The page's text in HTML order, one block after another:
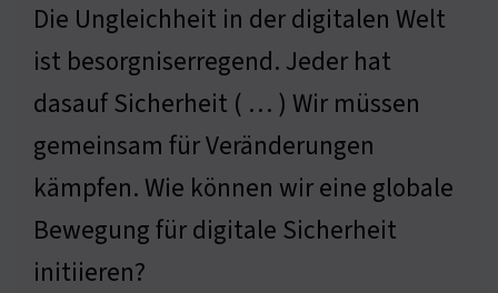
Die Ungleichheit in der digitalen Welt
ist besorgniserregend. Jeder hat
dasauf Sicherheit ( … ) Wir müssen
gemeinsam für Veränderungen
kämpfen. Wie können wir eine globale
Bewegung für digitale Sicherheit
initiieren?